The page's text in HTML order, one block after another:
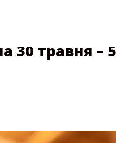
30 травня – 5